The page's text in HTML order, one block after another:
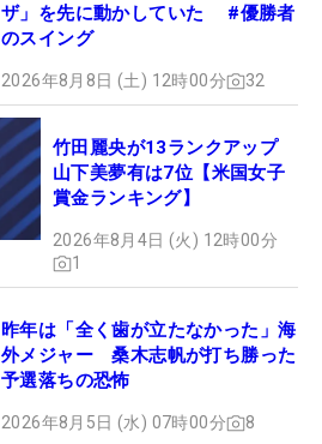
ザ」を先に動かしていた #優勝者
のスイング
2026年8月8日 (土) 12時00分 32
竹田麗央が13ランクアップ
山下美夢有は7位【米国女子
賞金ランキング】
2026年8月4日 (火) 12時00分
1
昨年は「全く歯が立たなかった」海
外メジャー 桑木志帆が打ち勝った
予選落ちの恐怖
2026年8月5日 (水) 07時00分 8